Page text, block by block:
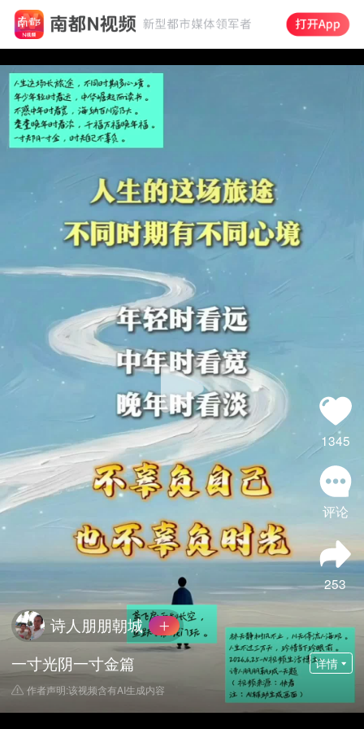
1345
评论
253
诗人朋朋朝城
一寸光阴一寸金篇
详情
作者声明:该视频含有AI生成内容